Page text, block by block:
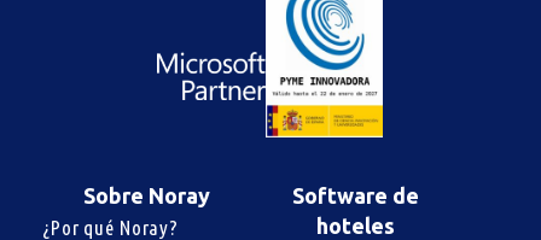
Sobre Noray
¿Por qué Noray?
Software de
hoteles